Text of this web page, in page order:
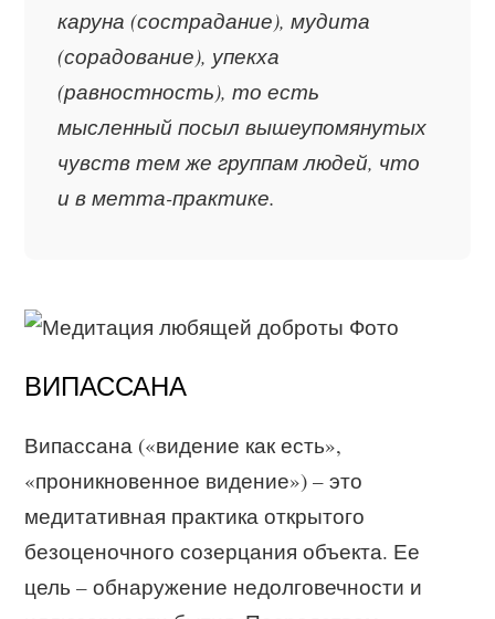
каруна (сострадание), мудита
(сорадование), упекха
(равностность), то есть
мысленный посыл вышеупомянутых
чувств тем же группам людей, что
и в метта-практике.
ВИПАССАНА
Випассана («видение как есть»,
«проникновенное видение») – это
медитативная практика открытого
безоценочного созерцания объекта. Ее
цель – обнаружение недолговечности и